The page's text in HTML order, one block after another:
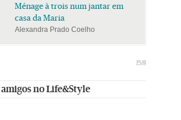
Ménage à trois num jantar em
casa da Maria
Alexandra Prado Coelho
PUB
amigos no Life&Style